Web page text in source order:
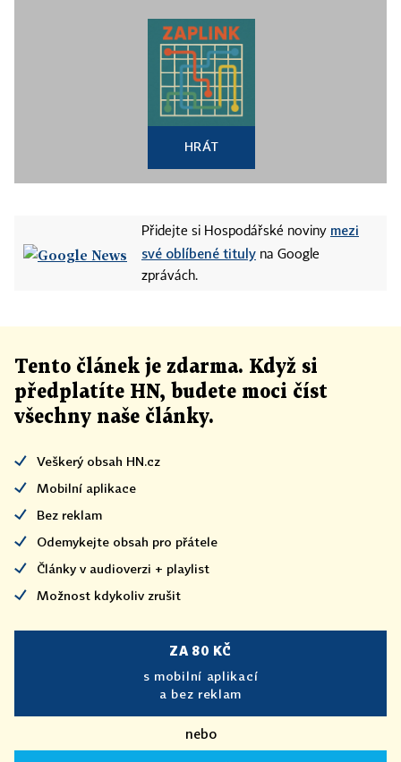
HRÁT
Přidejte si Hospodářské noviny mezi
své oblíbené tituly na Google
zprávách.
Tento článek je zdarma. Když si
předplatíte HN, budete moci číst
všechny naše články.
Veškerý obsah HN.cz
Mobilní aplikace
Bez reklam
Odemykejte obsah pro přátele
Články v audioverzi + playlist
Možnost kdykoliv zrušit
ZA 80 KČ
s mobilní aplikací
a bez reklam
nebo